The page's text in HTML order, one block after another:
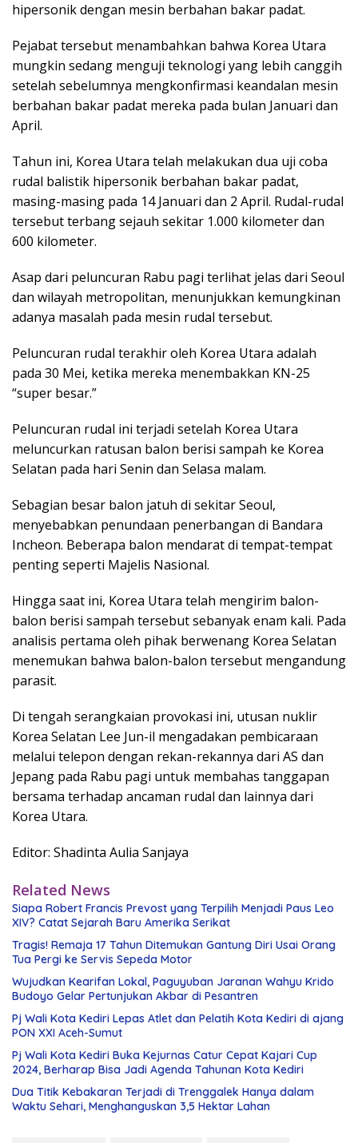
hipersonik dengan mesin berbahan bakar padat.
Pejabat tersebut menambahkan bahwa Korea Utara
mungkin sedang menguji teknologi yang lebih canggih
setelah sebelumnya mengkonfirmasi keandalan mesin
berbahan bakar padat mereka pada bulan Januari dan
April.
Tahun ini, Korea Utara telah melakukan dua uji coba
rudal balistik hipersonik berbahan bakar padat,
masing-masing pada 14 Januari dan 2 April. Rudal-rudal
tersebut terbang sejauh sekitar 1.000 kilometer dan
600 kilometer.
Asap dari peluncuran Rabu pagi terlihat jelas dari Seoul
dan wilayah metropolitan, menunjukkan kemungkinan
adanya masalah pada mesin rudal tersebut.
Peluncuran rudal terakhir oleh Korea Utara adalah
pada 30 Mei, ketika mereka menembakkan KN-25
“super besar.”
Peluncuran rudal ini terjadi setelah Korea Utara
meluncurkan ratusan balon berisi sampah ke Korea
Selatan pada hari Senin dan Selasa malam.
Sebagian besar balon jatuh di sekitar Seoul,
menyebabkan penundaan penerbangan di Bandara
Incheon. Beberapa balon mendarat di tempat-tempat
penting seperti Majelis Nasional.
Hingga saat ini, Korea Utara telah mengirim balon-
balon berisi sampah tersebut sebanyak enam kali. Pada
analisis pertama oleh pihak berwenang Korea Selatan
menemukan bahwa balon-balon tersebut mengandung
parasit.
Di tengah serangkaian provokasi ini, utusan nuklir
Korea Selatan Lee Jun-il mengadakan pembicaraan
melalui telepon dengan rekan-rekannya dari AS dan
Jepang pada Rabu pagi untuk membahas tanggapan
bersama terhadap ancaman rudal dan lainnya dari
Korea Utara.
Editor: Shadinta Aulia Sanjaya
Related News
Siapa Robert Francis Prevost yang Terpilih Menjadi Paus Leo
XIV? Catat Sejarah Baru Amerika Serikat
Tragis! Remaja 17 Tahun Ditemukan Gantung Diri Usai Orang
Tua Pergi ke Servis Sepeda Motor
Wujudkan Kearifan Lokal, Paguyuban Jaranan Wahyu Krido
Budoyo Gelar Pertunjukan Akbar di Pesantren
Pj Wali Kota Kediri Lepas Atlet dan Pelatih Kota Kediri di ajang
PON XXI Aceh-Sumut
Pj Wali Kota Kediri Buka Kejurnas Catur Cepat Kajari Cup
2024, Berharap Bisa Jadi Agenda Tahunan Kota Kediri
Dua Titik Kebakaran Terjadi di Trenggalek Hanya dalam
Waktu Sehari, Menghanguskan 3,5 Hektar Lahan